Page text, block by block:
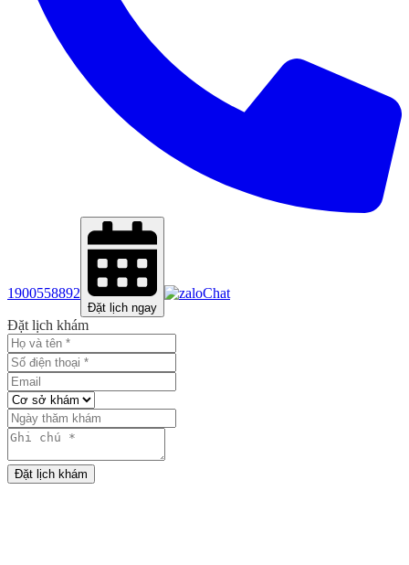
1900558892
Đặt lịch ngay
Chat
Đặt lịch khám
Đặt lịch khám